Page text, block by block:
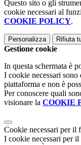
Questo sito o gli
cookie necessari al
COOKIE POLICY.
Personalizza Rifiuta
Gestione cookie
In questa schermata è
I cookie necessari
piattaforma e non è
Per conoscere quali
visionare la COOKIE
Cookie necessari per il
I cookie necessari per